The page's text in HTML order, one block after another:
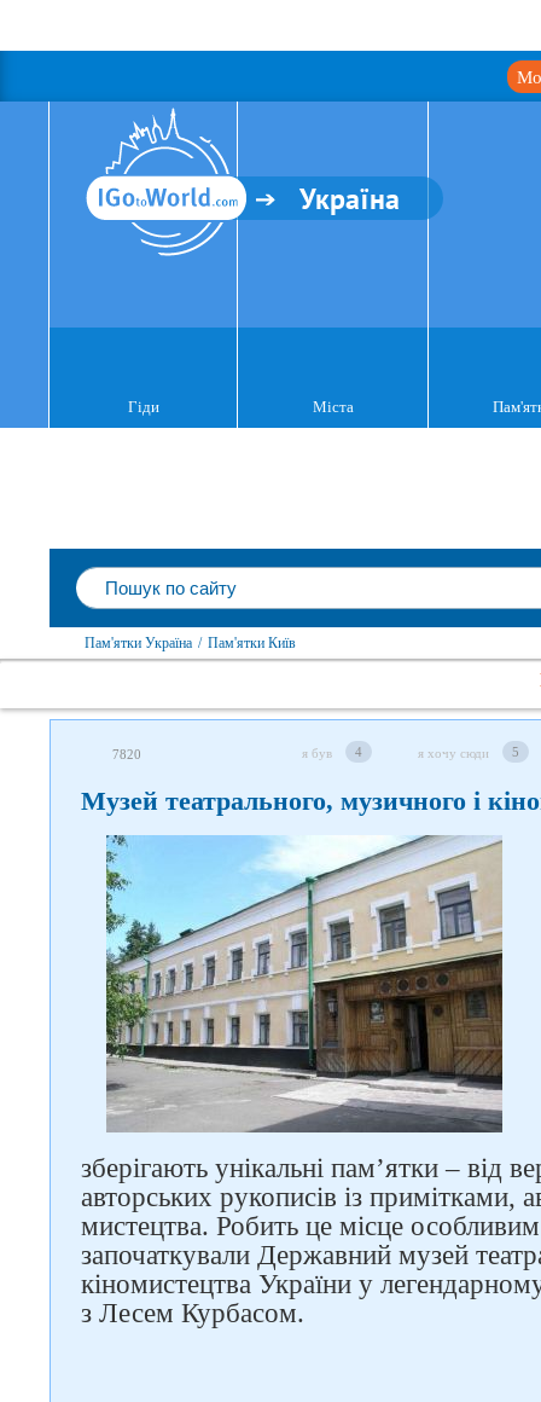
Україна
Гіди Міста
Пам'ятки Україна / Пам'ятки Київ
7820 я був 4 я хочу сюди 5
Музей театрального, музичного і
зберігають унікальні пам’ятки – від
авторських рукописів із примітками,
мистецтва. Робить це місце
започаткували Державний музей
кіномистецтва України у
з Лесем Курбасом.